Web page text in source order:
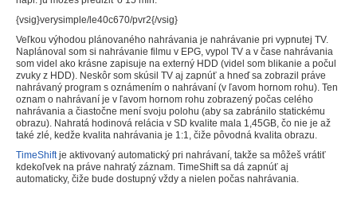
{vsig}verysimple/le40c670/pvr2{/vsig}
Veľkou výhodou plánovaného nahrávania je nahrávanie pri vypnutej TV.
Naplánoval som si nahrávanie filmu v EPG, vypol TV a v čase nahrávania
som videl ako krásne zapisuje na externý HDD (videl som blikanie a počul
zvuky z HDD). Neskôr som skúsil TV aj zapnúť a hneď sa zobrazil práve
nahrávaný program s oznámením o nahrávaní (v ľavom hornom rohu). Ten
oznam o nahrávaní je v ľavom hornom rohu zobrazený počas celého
nahrávania a čiastočne mení svoju polohu (aby sa zabránilo statickému
obrazu). Nahratá hodinová relácia v SD kvalite mala 1,45GB, čo nie je až
také zlé, kedže kvalita nahrávania je 1:1, čiže pôvodná kvalita obrazu.
TimeShiftje aktivovaný automatický pri nahrávaní, takže sa môžeš vrátiť
kdekoľvek na práve nahratý záznam. TimeShift sa dá zapnúť aj
automaticky, čiže bude dostupný vždy a nielen počas nahrávania.